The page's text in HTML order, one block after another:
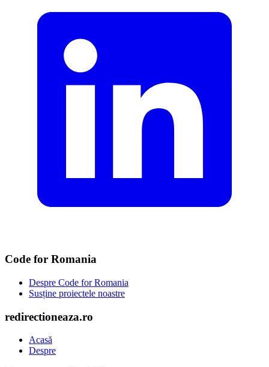
Code for Romania
Despre Code for Romania
Susține proiectele noastre
redirectioneaza.ro
Acasă
Despre